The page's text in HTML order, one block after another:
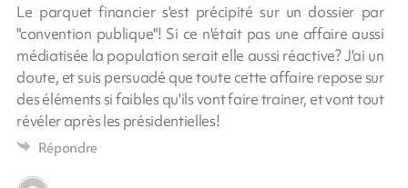
Le parquet financier s'est précipité sur un dossier par
"convention publique"! Si ce n'était pas une affaire aussi
médiatisée la population serait elle aussi réactive? J'ai un
doute, et suis persuadé que toute cette affaire repose sur
des éléments si faibles qu'ils vont faire trainer, et vont tout
révéler après les présidentielles!
Répondre